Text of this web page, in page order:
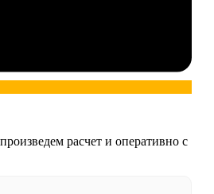
расчет и оперативно с